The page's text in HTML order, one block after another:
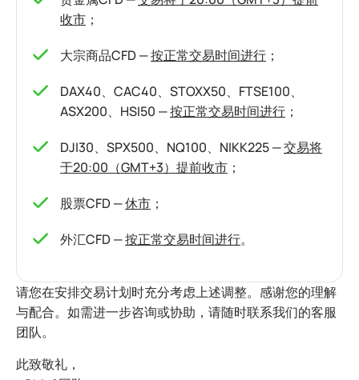
收市 ；
大宗商品CFD —按正常交易时间进行 ；
DAX40、CAC40、STOXX50、FTSE100、
ASX200、HSI50 —按正常交易时间进行 ；
DJI30、SPX500、NQ100、NIKK225 —交易将
于20:00（GMT+3）提前收市 ；
股票CFD —休市 ；
外汇CFD —按正常交易时间进行。
请您在安排交易计划时充分考虑上述调整。感谢您的理解
与配合。如需进一步咨询或协助，请随时联系我们的客服
团队。
此致敬礼，